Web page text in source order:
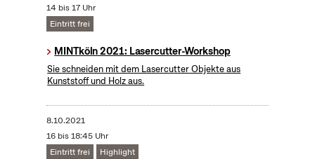
14 bis 17 Uhr
Eintritt frei
MINTköln 2021: Lasercutter-Workshop
Sie schneiden mit dem Lasercutter Objekte aus
Kunststoff und Holz aus.
8.10.2021
16 bis 18:45 Uhr
Eintritt frei
Highlight